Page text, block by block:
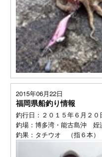
2015年06月22日
福岡県船釣り情報
釣行日：２０１５年６月２０
釣場：博多湾・能古島沖
釣果：タチウオ （指６本